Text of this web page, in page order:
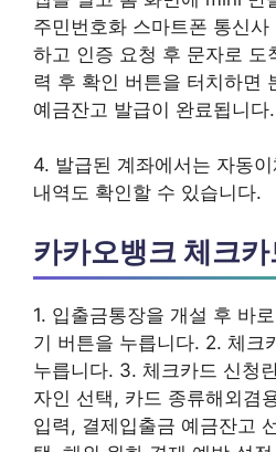
주민번호화 스마트폰 통신
하고 인증 요청 후 문자로 도
력 후 확인 버튼을 터치하면
예금잔고 발급이 완료됩니다.
4. 발급된 계좌에서는 자동
내역도 확인할 수 있습니다.
카카오뱅크 체크카
1. 입출금통장을 개설 후 바
기 버튼을 누릅니다. 2. 체크
누릅니다. 3. 체크카드 신청
자인 선택, 카드 종류해외겸
입력, 결제입출금 예금잔고